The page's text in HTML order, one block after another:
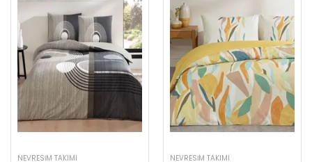
NEVRESIM TAKIMI NEVRESIM TAKIMI